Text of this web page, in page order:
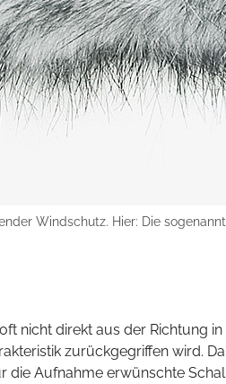
Windschutz. Hier: Die
nicht direkt aus der Richtung
zurückgegriffen wird.
die Aufnahme erwünschte